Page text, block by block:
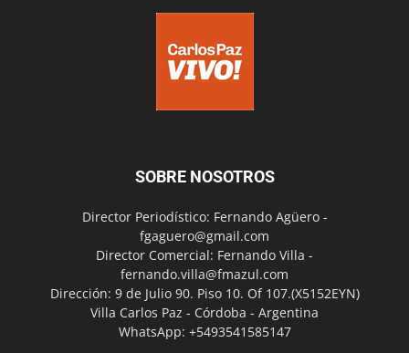
SOBRE NOSOTROS
Director Periodístico: Fernando Agüero -
fgaguero@gmail.com
Director Comercial: Fernando Villa -
fernando.villa@fmazul.com
Dirección: 9 de Julio 90. Piso 10. Of 107.(X5152EYN)
Villa Carlos Paz - Córdoba - Argentina
WhatsApp: +5493541585147